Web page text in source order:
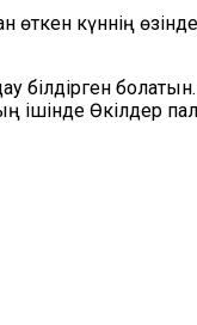
өткен күннің
білдірген
ішінде Өкілдер